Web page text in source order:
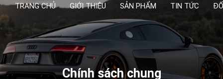
TRANG CHỦ GIỚI THIỆU SẢN PHẨM TIN TỨC
Chính sách chung